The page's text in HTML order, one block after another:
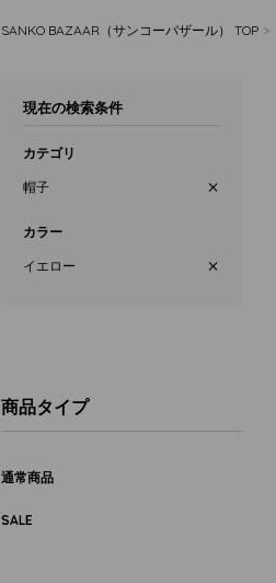
SANKO BAZAAR（サンコーバザール） TOP
現在の検索条件
カテゴリ
帽子
カラー
イエロー
商品タイプ
通常商品
SALE